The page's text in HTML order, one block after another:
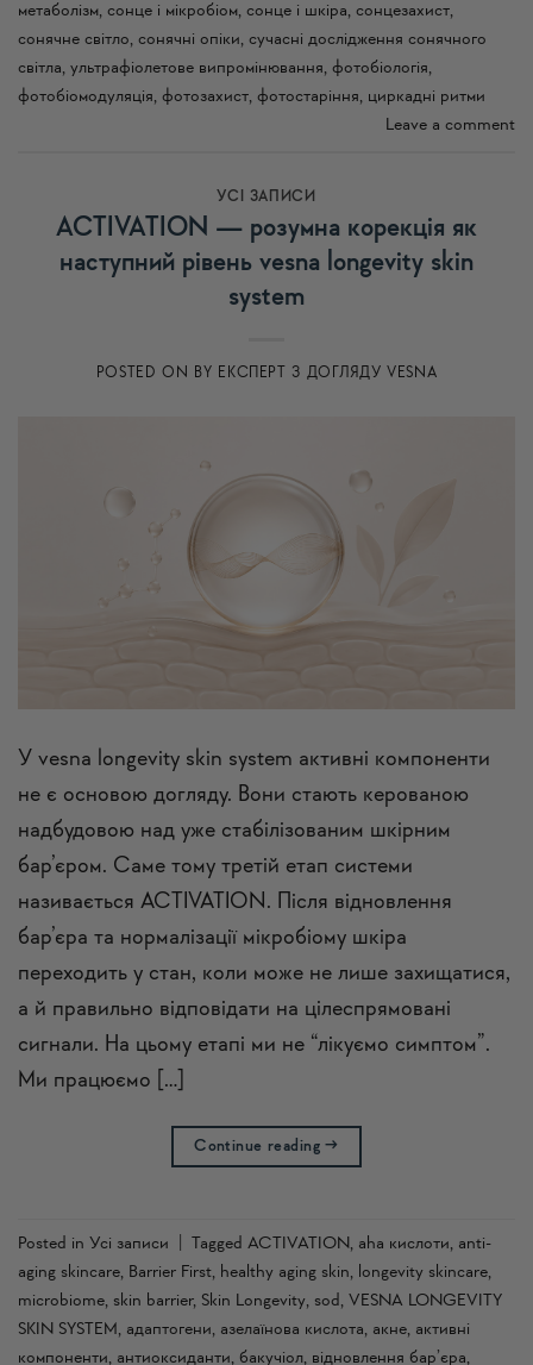
метаболізм, сонце і мікробіом, сонце і шкіра, сонцезахист,
сонячне світло, сонячні опіки, сучасні дослідження сонячного
світла, ультрафіолетове випромінювання, фотобіологія,
фотобіомодуляція, фотозахист, фотостаріння, циркадні ритми
Leave a comment
УСI ЗАПИСИ
ACTIVATION — розумна корекція як
наступний рівень vesna longevity skin
system
POSTED ON BY ЕКСПЕРТ З ДОГЛЯДУ VESNA
У vesna longevity skin system активні компоненти
не є основою догляду. Вони стають керованою
надбудовою над уже стабілізованим шкірним
бар’єром. Саме тому третій етап системи
називається ACTIVATION. Після відновлення
бар’єра та нормалізації мікробіому шкіра
переходить у стан, коли може не лише захищатися,
а й правильно відповідати на цілеспрямовані
сигнали. На цьому етапі ми не “лікуємо симптом”.
Ми працюємо […]
Continue reading→
Posted in Усi записи Tagged ACTIVATION, aha кислоти, anti-
aging skincare, Barrier First, healthy aging skin, longevity skincare,
microbiome, skin barrier, Skin Longevity, sod, VESNA LONGEVITY
SKIN SYSTEM, адаптогени, азелаїнова кислота, акне, активні
компоненти, антиоксиданти, бакучіол, відновлення бар’єра,